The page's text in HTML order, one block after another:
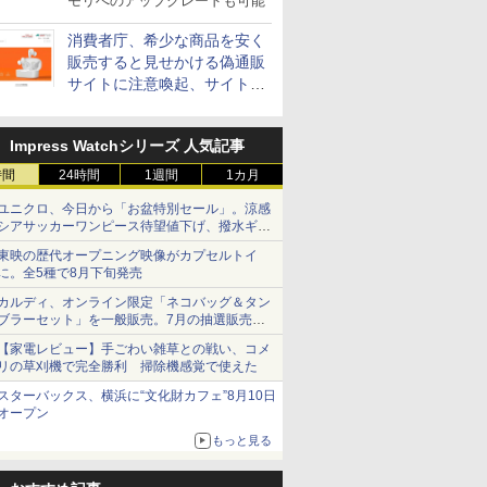
消費者庁、希少な商品を安く
販売すると見せかける偽通販
サイトに注意喚起、サイト名
Impress Watchシリーズ 人気記事
24時間 1週間 1カ月
ニクロ、今日から「お盆特別セール」。涼感
アサッカーワンピース待望値下げ、撥水ギア
ョーツは1990円に
映の歴代オープニング映像がカプセルトイ
。全5種で8月下旬発売
ルディ、オンライン限定「ネコバッグ＆タン
ラーセット」を一般販売。7月の抽選販売の
選無効分
家電レビュー】手ごわい雑草との戦い、コメ
の草刈機で完全勝利 掃除機感覚で使えた
ターバックス、横浜に“文化財カフェ”8月10日
ープン
もっと見る